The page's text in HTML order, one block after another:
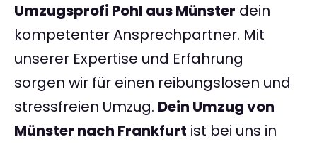
Umzugsprofi Pohl aus Münster dein
kompetenter Ansprechpartner. Mit
unserer Expertise und Erfahrung
sorgen wir für einen reibungslosen und
stressfreien Umzug. Dein Umzug von
Münster nach Frankfurt ist bei uns in